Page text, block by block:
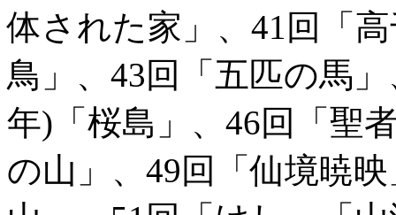
体された家」、41回「
鳥」、43回「五匹の馬
年)「桜島」、46回「聖
の山」、49回「仙境暁